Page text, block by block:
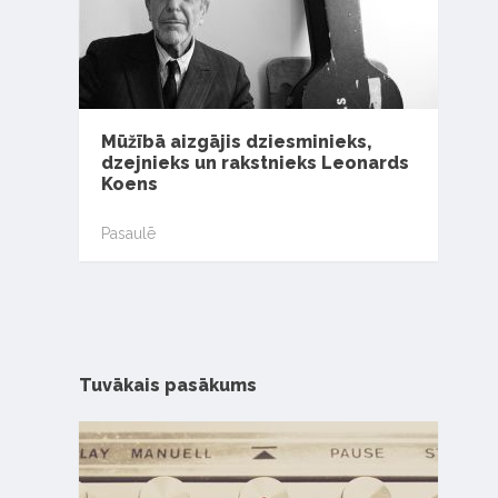
Mūžībā aizgājis dziesminieks,
dzejnieks un rakstnieks Leonards
Koens
Pasaulē
Tuvākais pasākums